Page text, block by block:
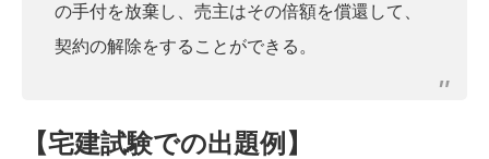
の手付を放棄し、売主はその倍額を償還して、
契約の解除をすることができる。
【宅建試験での出題例】